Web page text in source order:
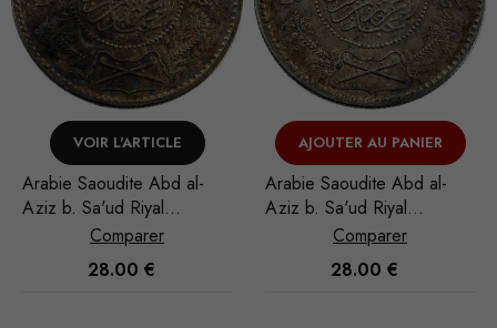
VOIR L'ARTICLE
Arabie Saoudite Abd al-
Aziz b. Sa'ud Riyal
1935/AH 1354
Comparer
28.00 €
AJOUTER AU PANIER
Arabie Saoudite Abd al-
Aziz b. Sa'ud Riyal
1935/AH 1354
Comparer
28.00 €
Nécessaire